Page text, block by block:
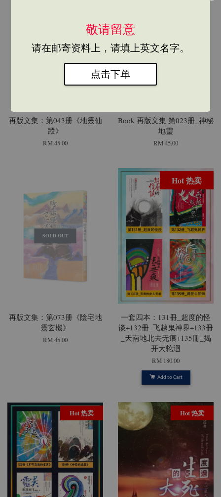
敬请留意
请在邮寄资料上，请填上英文名字。
点击下单
再版文集：第043册《地靈仙
蹤》
RM 45.00
Book 再版文集 第023册_神秘
地靈
RM 45.00
SOLD OUT
再版文集：第073册《陰宅地
靈玄機》
RM 45.00
Hot 热卖
一套四本：131冊_超度的怪
谈+132冊_飞越鬼神界+133冊
_天南地北去无痕+135冊_揭
开大轮迴
RM 180.00
Add to Cart
Hot 热卖 Hot 热卖